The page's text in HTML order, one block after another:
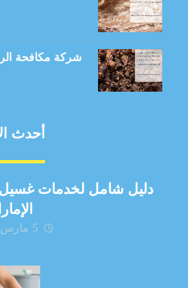
شركة مكافحة الرمة
أحدث
دليل شامل لخدمات
5 مارس، 2026